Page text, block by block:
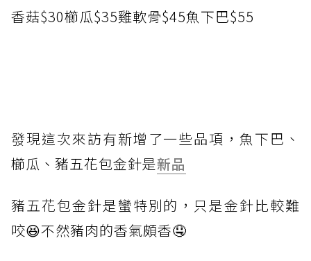
香菇$30櫛瓜$35雞軟骨$45魚下巴$55
發現這次來訪有新增了一些品項，魚下巴、
櫛瓜、豬五花包金針是新品
豬五花包金針是蠻特別的， 只是金針比較難
咬😆不然豬肉的香氣頗香🤤